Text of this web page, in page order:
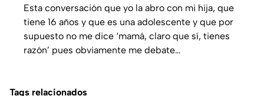
Esta conversación que yo la abro con mi hija, que
tiene 16 años y que es una adolescente y que por
supuesto no me dice ‘mamá, claro que sí, tienes
razón’ pues obviamente me debate…
Tags relacionados